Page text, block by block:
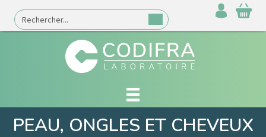
PEAU, ONGLES ET CHEVEUX